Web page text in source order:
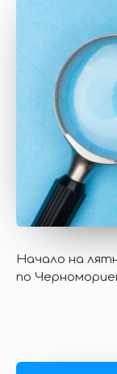
Начало на
по